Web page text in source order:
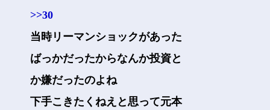
>>30
当時リーマンショックがあった
ばっかだったからなんか投資と
か嫌だったのよね
下手こきたくねえと思って元本